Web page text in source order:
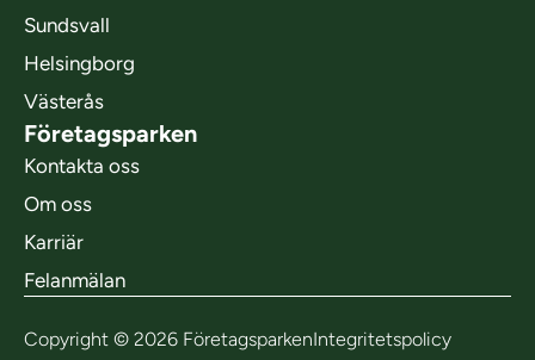
Sundsvall
Helsingborg
Västerås
Företagsparken
Kontakta oss
Om oss
Karriär
Felanmälan
Copyright © 2026 FöretagsparkenIntegritetspolicy